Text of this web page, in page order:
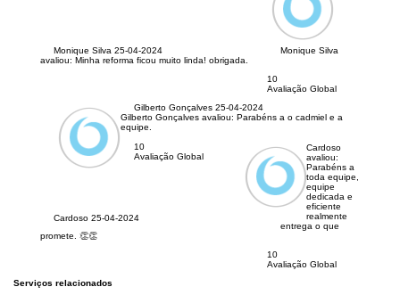
Monique Silva 25-04-2024
Monique Silva
avaliou: Minha reforma ficou muito linda! obrigada.
10
Avaliação Global
Gilberto Gonçalves 25-04-2024
Gilberto Gonçalves avaliou: Parabéns a o cadmiel e a
equipe.
10
Avaliação Global
Cardoso 25-04-2024
Cardoso
avaliou:
Parabéns a
toda equipe,
equipe
dedicada e
eficiente
realmente
entrega o que
promete. 👏👏
10
Avaliação Global
Serviços relacionados